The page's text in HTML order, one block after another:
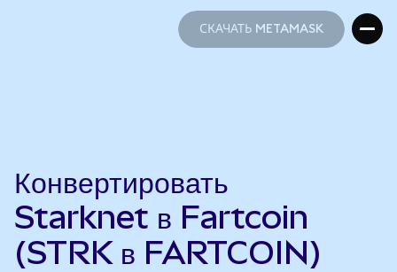
СКАЧАТЬ METAMASK
Конвертировать
Starknet в Fartcoin
(STRK в FARTCOIN)